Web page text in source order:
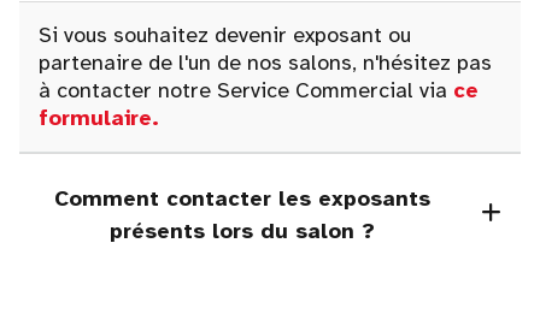
Si vous souhaitez devenir exposant ou
partenaire de l'un de nos salons, n'hésitez pas
à contacter notre Service Commercial via ce
formulaire.
Comment contacter les exposants
présents lors du salon ?